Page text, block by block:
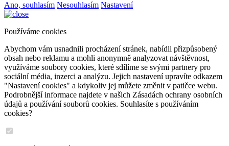
Ano, souhlasím Nesouhlasím Nastavení
Používáme cookies
Abychom vám usnadnili procházení stránek, nabídli přizpůsobený
obsah nebo reklamu a mohli anonymně analyzovat návštěvnost,
využíváme soubory cookies, které sdílíme se svými partnery pro
sociální média, inzerci a analýzu. Jejich nastavení upravíte odkazem
"Nastavení cookies" a kdykoliv jej můžete změnit v patičce webu.
Podrobnější informace najdete v našich Zásadách ochrany osobních
údajů a používání souborů cookies. Souhlasíte s používáním
cookies?